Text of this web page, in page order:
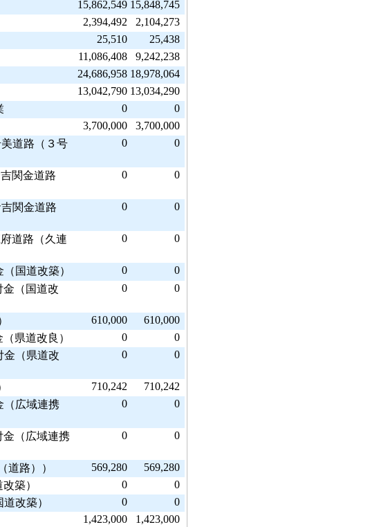
15,862,549 15,848,745
2,394,492
2,104,273
25,510
25,438
11,086,408
9,242,238
24,686,958 18,978,064
13,042,790 13,034,290
0
0
3,700,000
3,700,000
道路（３号
0 0
関金道路
0 0
関金道路
0 0
道路（久連
0 0
国道改築） 0
0
金（国道改
0 0
610,000
610,000
県道改良）
0
0
金（県道改
0 0
710,242
710,242
（広域連携
0 0
金（広域連携
0 0
道路）） 569,280
569,280
築）
0
0
改築）
0
0
1,423,000
1,423,000